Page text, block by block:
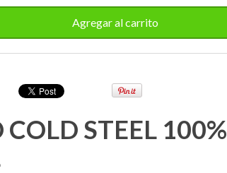
STEEL 100%